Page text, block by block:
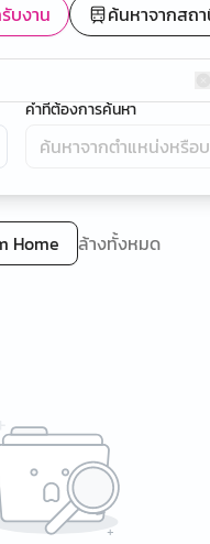
บงาน ค้นหาจากสถ
คำที่ต้องการค้นหา
Home ล้างทั้งหมด